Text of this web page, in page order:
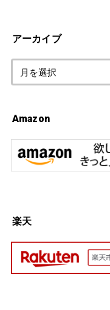
アーカイブ
Amazon
楽天